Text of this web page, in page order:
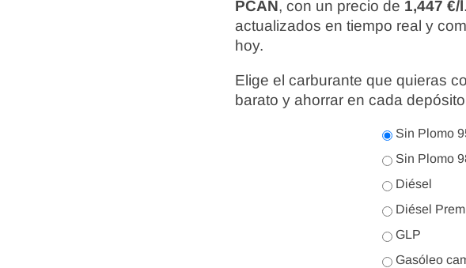
PCAN, con un precio de 1,447 €/l
actualizados en tiempo real y
hoy.
Elige el carburante que quieras
barato y ahorrar en cada
Sin Plomo
Sin Plomo
Diésel
Diésel
GLP
Gasóleo